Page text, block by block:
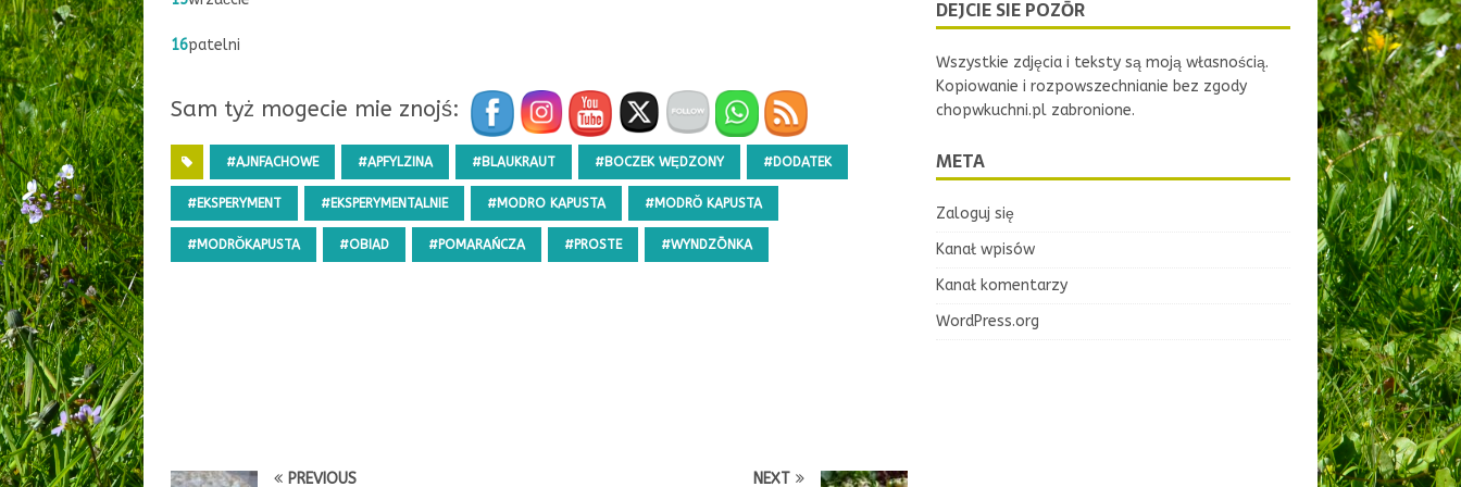
16patelni
Sam tyż mogecie mie znojś:
#AJNFACHOWE #APFYLZINA #BLAUKRAUT #BOCZEK WĘDZONY #DODATEK
#EKSPERYMENT #EKSPERYMENTALNIE #MODRO KAPUSTA #MODRŎ KAPUSTA
#MODRŎKAPUSTA #OBIAD #POMARAŃCZA #PROSTE #WYNDZŌNKA
PREVIOUS NEXT
DEJCIE SIE POZŌR
Wszystkie zdjęcia i teksty są moją własnością.
Kopiowanie i rozpowszechnianie bez zgody
chopwkuchni.pl zabronione.
META
Zaloguj się
Kanał wpisów
Kanał komentarzy
WordPress.org